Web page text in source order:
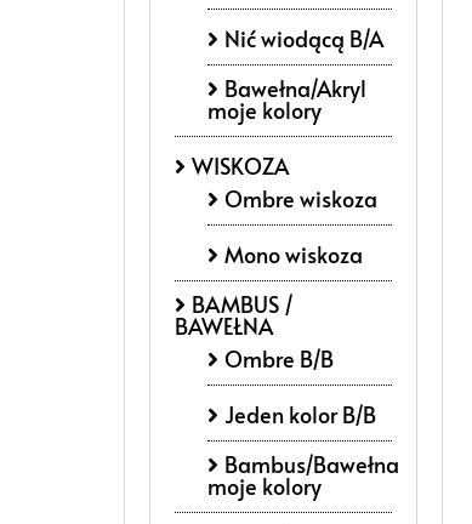
Nić wiodącą B/A
Bawełna/Akryl
moje kolory
WISKOZA
Ombre wiskoza
Mono wiskoza
BAMBUS /
BAWEŁNA
Ombre B/B
Jeden kolor B/B
Bambus/Bawełna
moje kolory